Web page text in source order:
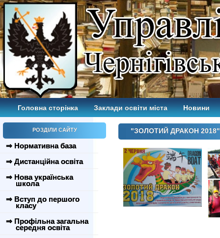
Головна сторінка Заклади освіти міста Новини
РОЗДІЛИ САЙТУ
⇒ Нормативна база
⇒ Дистанційна освіта
⇒ Нова українська
школа
⇒ Вступ до першого
класу
⇒ Профільна загальна
середня освіта
"ЗОЛОТИЙ ДРАКОН 2018"